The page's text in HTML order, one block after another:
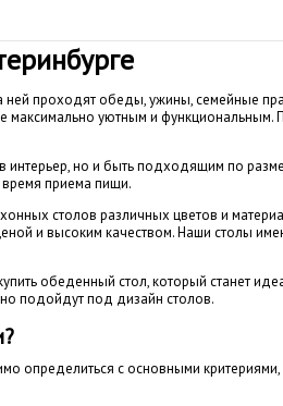
проходят обеды, ужины, семейные
максимально уютным и функциональным.
интерьер, но и быть подходящим по
время приема пищи.
столов различных цветов и
и высоким качеством. Наши столы
обеденный стол, который станет
подойдут под дизайн столов.
определиться с основными